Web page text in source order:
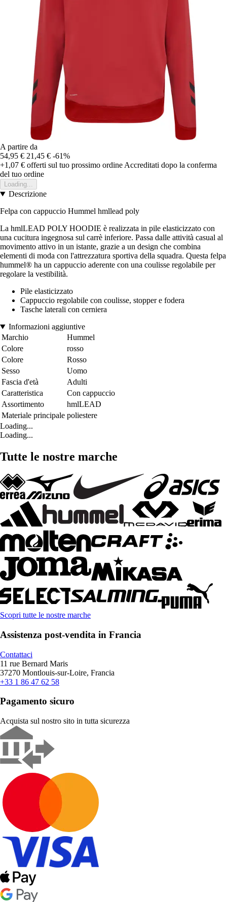
A partire da
54,95 € 21,45 € -61%
+1,07 € offerti sul tuo prossimo ordine Accreditati dopo la conferma
del tuo ordine
Loading...
Descrizione
Felpa con cappuccio Hummel hmllead poly
La hmlLEAD POLY HOODIE è realizzata in pile elasticizzato con
una cucitura ingegnosa sul carrè inferiore. Passa dalle attività casual al
movimento attivo in un istante, grazie a un design che combina
elementi di moda con l'attrezzatura sportiva della squadra. Questa felpa
hummel® ha un cappuccio aderente con una coulisse regolabile per
regolare la vestibilità.
Pile elasticizzato
Cappuccio regolabile con coulisse, stopper e fodera
Tasche laterali con cerniera
Informazioni aggiuntive
Marchio
Hummel
Colore
rosso
Colore
Rosso
Sesso
Uomo
Fascia d'età
Adulti
Caratteristica
Con cappuccio
Assortimento
hmlLEAD
Materiale principale poliestere
Loading...
Loading...
Tutte le nostre marche
Scopri tutte le nostre marche
Assistenza post-vendita in Francia
Contattaci
11 rue Bernard Maris
37270 Montlouis-sur-Loire, Francia
+33 1 86 47 62 58
Pagamento sicuro
Acquista sul nostro sito in tutta sicurezza